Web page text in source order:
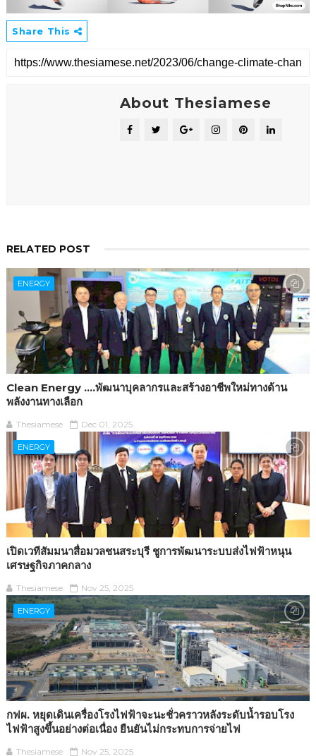
Share This
About Thesiamese
RELATED POST
ENERGY
Clean Energy ….พัฒนาบุคลากรและสร้างอาชีพใหม่ทางด้าน
พลังงานทางเลือก
Thesiamese Dec 01, 2025
ENERGY
เปิดเวทีสัมมนาสื่อมวลชนสระบุรี ชูการพัฒนาระบบส่งไฟฟ้าหนุน
เศรษฐกิจภาคกลาง
Thesiamese Nov 25, 2025
ENERGY
กฟผ. หยุดเดินเครื่องโรงไฟฟ้าจะนะชั่วคราวหลังระดับน้ำรอบโรง
ไฟฟ้าสูงขึ้นอย่างต่อเนื่อง ยืนยันไม่กระทบการจ่ายไฟ
Thesiamese Nov 25, 2025